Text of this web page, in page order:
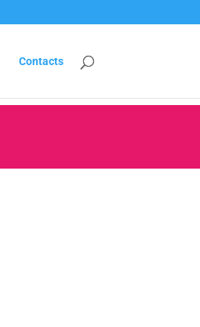
Contacts